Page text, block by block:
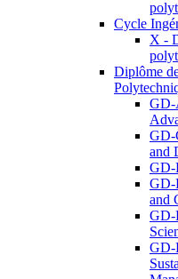
Cycle
X -
Diplôme
GD-
GD-
and
GD-
GD-
and
GD-
GD-